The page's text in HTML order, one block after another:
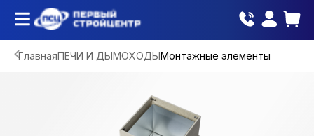
ГлавнаяПЕЧИ И ДЫМОХОДЫМонтажные элементы